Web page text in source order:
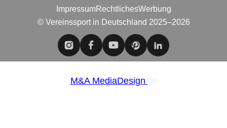
ImpressumRechtlichesWerbung
© Vereinssport in Deutschland 2025–2026
M&A MediaDesign